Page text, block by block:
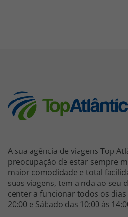
A sua agência de viagens Top
preocupação de estar sempre
maior comodidade e total
suas viagens, tem ainda ao seu
center a funcionar todos os dias
20:00 e Sábado das 10:00 às